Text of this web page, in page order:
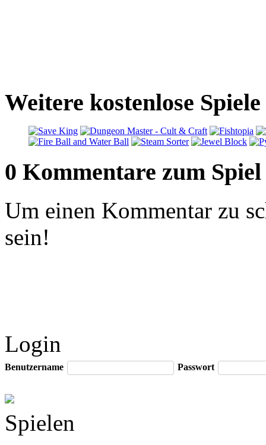
Weitere kostenlose
0 Kommentare zum Spiel
Um einen Kommentar zu
sein!
Login
Benutzername Passwort
Spielen